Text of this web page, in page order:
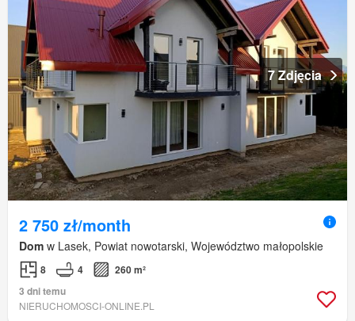
7 Zdjęcia
2 750 zł/month
Dom w Lasek, Powiat nowotarski, Województwo małopolskie
8 4
260 m²
3 dni temu
NIERUCHOMOSCI-ONLINE.PL